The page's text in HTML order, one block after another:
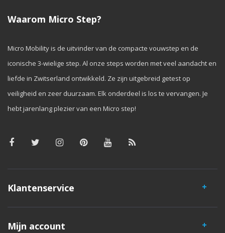
Waarom Micro Step?
Micro Mobility is de uitvinder van de compacte vouwstep en de
iconische 3-wielige step. Al onze steps worden met veel aandacht en
liefde in Zwitserland ontwikkeld. Ze zijn uitgebreid getest op
veiligheid en zeer duurzaam. Elk onderdeel is los te vervangen. Je
hebt jarenlang plezier van een Micro step!
Klantenservice
Mijn account